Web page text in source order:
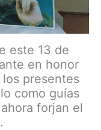
este 13 de
en honor
presentes
como guías
forjan el